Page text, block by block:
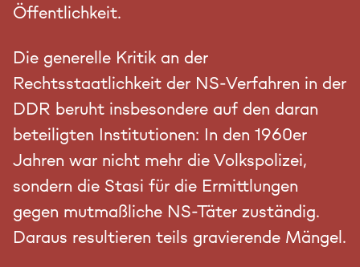
Öffentlichkeit.
Die generelle Kritik an der
Rechtsstaatlichkeit der NS-Verfahren in der
DDR beruht insbesondere auf den daran
beteiligten Institutionen: In den 1960er
Jahren war nicht mehr die Volkspolizei,
sondern die Stasi für die Ermittlungen
gegen mutmaßliche NS-Täter zuständig.
Daraus resultieren teils gravierende Mängel.